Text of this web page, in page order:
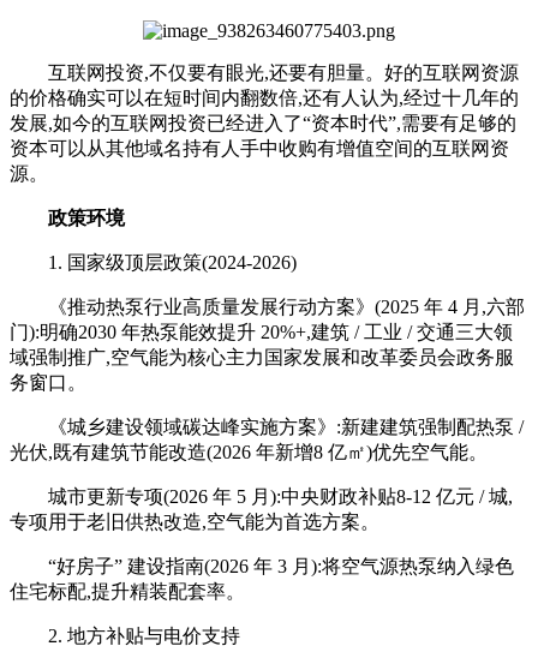
互联网投资,不仅要有眼光,还要有胆量。好的互联网资源
的价格确实可以在短时间内翻数倍,还有人认为,经过十几年的
发展,如今的互联网投资已经进入了“资本时代”,需要有足够的
资本可以从其他域名持有人手中收购有增值空间的互联网资
源。
政策环境
1. 国家级顶层政策(2024-2026)
《推动热泵行业高质量发展行动方案》(2025 年 4 月,六部
门):明确2030 年热泵能效提升 20%+,建筑 / 工业 / 交通三大领
域强制推广,空气能为核心主力国家发展和改革委员会政务服
务窗口。
《城乡建设领域碳达峰实施方案》:新建建筑强制配热泵 /
光伏,既有建筑节能改造(2026 年新增8 亿㎡)优先空气能。
城市更新专项(2026 年 5 月):中央财政补贴8-12 亿元 / 城,
专项用于老旧供热改造,空气能为首选方案。
“好房子” 建设指南(2026 年 3 月):将空气源热泵纳入绿色
住宅标配,提升精装配套率。
2. 地方补贴与电价支持